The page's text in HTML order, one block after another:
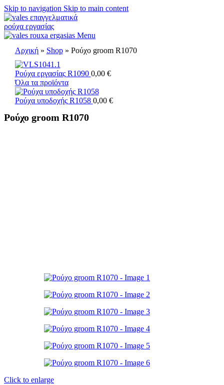
Skip to navigation Skip to main content
Menu
Αρχική» Shop» Ρούχο groom R1070
Ρούχα εργασίας R1090 0,00 €
Όλα τα προϊόντα
Ρούχα υποδοχής R1058 0,00 €
Ρούχο groom R1070
Click to enlarge